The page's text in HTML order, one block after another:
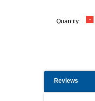
Quantity:
Reviews